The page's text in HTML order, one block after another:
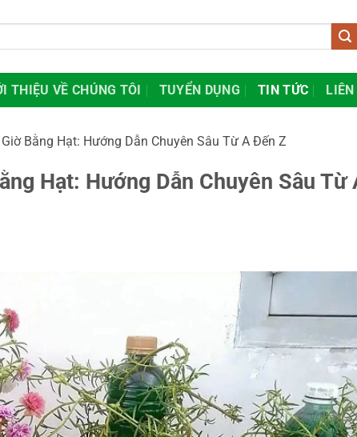
THIỆU VỀ CHÚNG TÔI TUYỂN DỤNG TIN TỨC LIÊN
Bằng Hạt: Hướng Dẫn Chuyên Sâu Từ A Đến Z
Hạt: Hướng Dẫn Chuyên Sâu Từ